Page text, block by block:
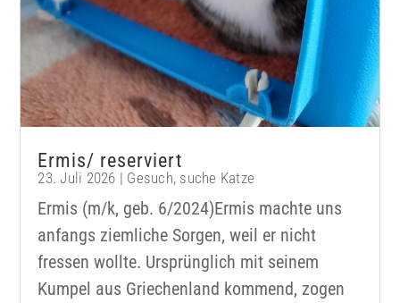
Ermis/ reserviert
23. Juli 2026 | Gesuch, suche Katze
Ermis (m/k, geb. 6/2024)Ermis machte uns
anfangs ziemliche Sorgen, weil er nicht
fressen wollte. Ursprünglich mit seinem
Kumpel aus Griechenland kommend, zogen